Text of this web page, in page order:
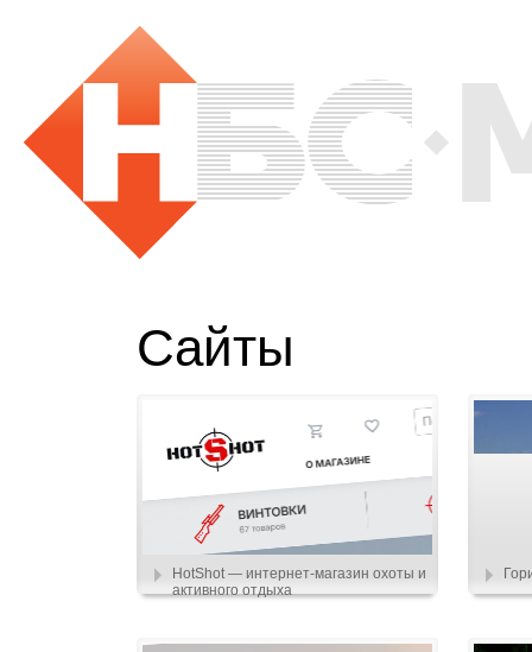
Сайты
HotShot — интернет-магазин охоты и
активного отдыха